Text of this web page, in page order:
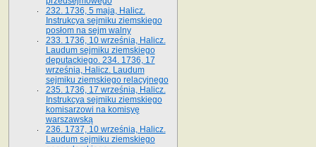
232. 1736, 5 maja, Halicz.
Instrukcya sejmiku ziemskiego
posłom na sejm walny
233. 1736, 10 września, Halicz.
Laudum sejmiku ziemskiego
deputackiego. 234. 1736, 17
września, Halicz. Laudum
sejmiku ziemskiego relacyjnego
235. 1736, 17 września, Halicz.
Instrukcya sejmiku ziemskiego
komisarzowi na komisyę
warszawską
236. 1737, 10 września, Halicz.
Laudum sejmiku ziemskiego